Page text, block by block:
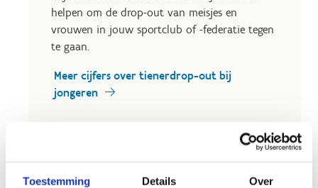
Toestemming Details Over
helpen om de drop-out van meisjes en
vrouwen in jouw sportclub of -federatie tegen
te gaan.
Meer cijfers over tienerdrop-out bij
jongeren